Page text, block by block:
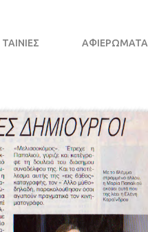
ΤΑΙΝΊΕΣ ΑΦΙΕΡΩΜΑΤΑ